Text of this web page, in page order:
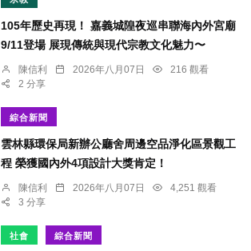
105年歷史再現！ 嘉義城隍夜巡串聯海內外宮廟
9/11登場 展現傳統與現代宗教文化魅力〜
陳信利 2026年八月07日
216 觀看
2 分享
綜合新聞
雲林縣環保局新辦公廳舍周邊空品淨化區景觀工
程 榮獲國內外4項設計大獎肯定！
陳信利 2026年八月07日
4,251 觀看
3 分享
社會 綜合新聞